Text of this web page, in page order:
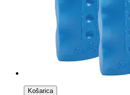
Košarica